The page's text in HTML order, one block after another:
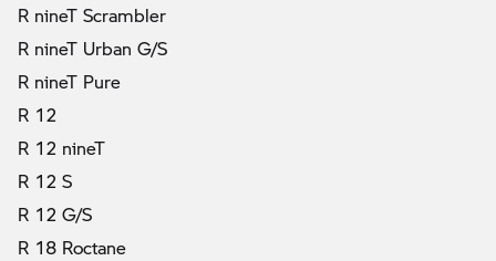
R nineT Scrambler
R nineT Urban G/S
R nineT Pure
R 12
R 12 nineT
R 12 S
R 12 G/S
R 18 Roctane